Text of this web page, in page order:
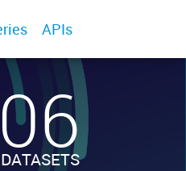
APIs
DATASETS